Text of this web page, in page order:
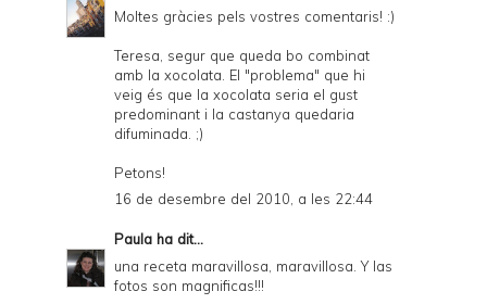
Moltes gràcies pels vostres comentaris! :)
Teresa, segur que queda bo combinat
amb la xocolata. El "problema" que hi
veig és que la xocolata seria el gust
predominant i la castanya quedaria
difuminada. ;)
Petons!
16 de desembre del 2010, a les 22:44
Paula ha dit...
una receta maravillosa, maravillosa. Y las
fotos son magnificas!!!